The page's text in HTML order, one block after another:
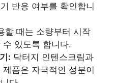
반응 여부를 확인합니
할 때는 소량부터 시작
있도록 합니다.
: 닥터지 인텐스크림과
품은 자극적인 성분이